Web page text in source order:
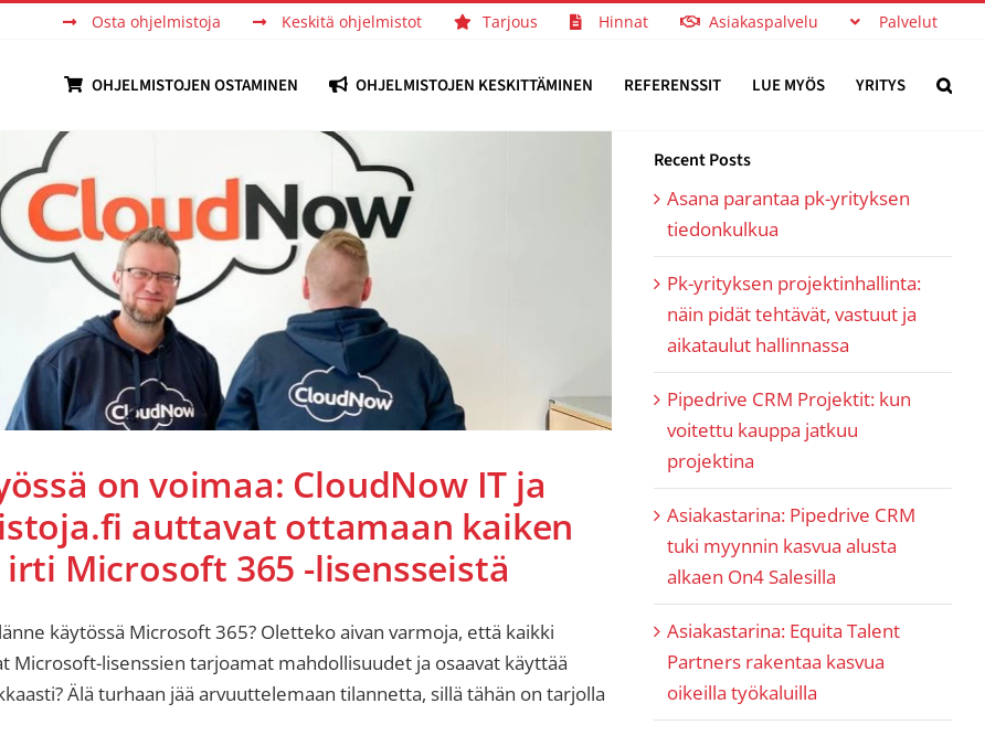
Osta ohjelmistoja Keskitä ohjelmistot Tarjous Hinnat Asiakaspalvelu Palvelut
OHJELMISTOJEN OSTAMINEN OHJELMISTOJEN KESKITTÄMINEN REFERENSSIT LUE MYÖS YRITYS
on voimaa: CloudNow IT ja
auttavat ottamaan kaiken
Microsoft 365 -lisensseistä
käytössä Microsoft 365? Oletteko aivan varmoja, että kaikki
Microsoft-lisenssien tarjoamat mahdollisuudet ja osaavat käyttää
Älä turhaan jää arvuuttelemaan tilannetta, sillä tähän on tarjolla
Recent Posts
Asana parantaa pk-yrityksen
tiedonkulkua
Pk-yrityksen projektinhallinta:
näin pidät tehtävät, vastuut ja
aikataulut hallinnassa
Pipedrive CRM Projektit: kun
voitettu kauppa jatkuu
projektina
Asiakastarina: Pipedrive CRM
tuki myynnin kasvua alusta
alkaen On4 Salesilla
Asiakastarina: Equita Talent
Partners rakentaa kasvua
oikeilla työkaluilla